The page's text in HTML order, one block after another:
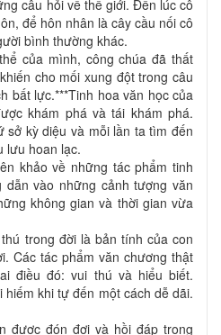
câu hỏi về thế giới. Đến lúc cô
để hôn nhân là cây cầu nối cô
bình thường khác.
của mình, công chúa đã thất
cho mối xung đột trong câu
bất lực.***Tinh hoa văn học của
khám phá và tái khám phá.
sở kỳ diệu và mỗi lần ta tìm đến
lưu hoan lạc.
khảo về những tác phẩm tinh
vào những cảnh tượng văn
không gian và thời gian vừa
trong đời là bản tính của con
Các tác phẩm văn chương thật
điều đó: vui thú và hiểu biết.
khi tự đến một cách dễ dãi.
được đón đợi và hồi đáp trong